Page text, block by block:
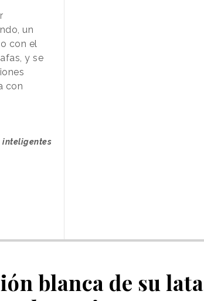
un
con el
y se
con
inteligentes
blanca de su lata